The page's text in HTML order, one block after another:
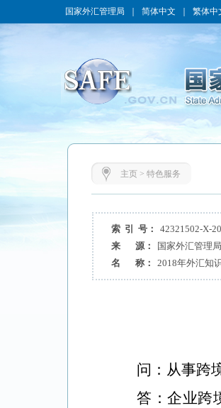
国家外汇管理局 简体中文 繁体中
主页> 特色服务
索 引 号：
42321502-X-
来 源：
国家外汇管理
名 称：
2018年外汇知
问： 从事跨
答：企业跨